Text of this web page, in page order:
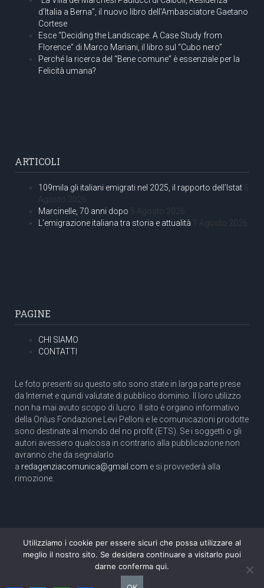
d’Italia a Berna”, il nuovo libro dell’Ambasciatore Gaetano
Cortese
Esce “Deciding the Landscape. A Case Study from
Florence” di Marco Mariani, il libro sul “Cubo nero”
Perché la ricerca del “Bene comune” è essenziale per la
Felicità umana?
ARTICOLI
109mila gli italiani emigrati nel 2025, il rapporto dell’Istat 5
Agosto 2026
Marcinelle, 70 anni dopo 5 Agosto 2026
L’emigrazione italiana tra storia e attualità 1 Agosto 2026
PAGINE
CHI SIAMO
CONTATTI
Le foto presenti su questo sito sono state in larga parte prese
da Internet e quindi valutate di pubblico dominio. Il loro utilizzo
non ha mai avuto scopo di lucro. Il sito è organo informativo
della Onlus Fondazione Levi Pelloni e le comunicazioni prodotte
sono destinate al mondo del no profit (ETS). Se i soggetti o gli
autori avessero qualcosa in contrario alla pubblicazione non
avranno che da segnalarlo
a redagenziacomunica@gmail.com e si provvederà alla
rimozione.
Copyright 2003 com.unica - Tutti i diritti riservati
Aut. Tribunale di Roma N. 466/2003 dell'11/11/2003
Direttore responsabile: Pino Pelloni [direttore@agenziacomunica.net]
Utilizziamo i cookie per essere sicuri che possa utilizzare al
meglio il nostro sito. Se desidera continuare a visitarlo puoi
darne conferma qui.